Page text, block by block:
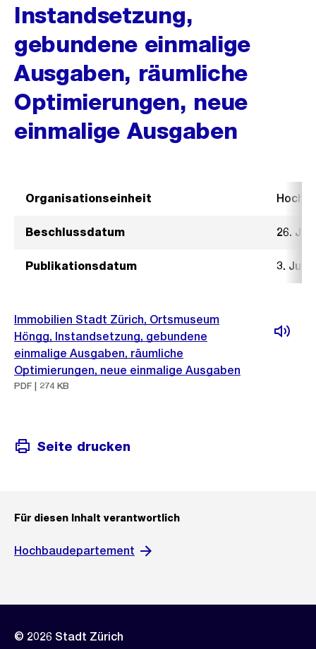
Instandsetzung,
gebundene einmalige
Ausgaben, räumliche
Optimierungen, neue
einmalige Ausgaben
Organisationseinheit
Beschlussdatum 26.
Publikationsdatum 3. Juli
Immobilien Stadt Zürich, Ortsmuseum
Höngg, Instandsetzung, gebundene
einmalige Ausgaben, räumliche
Optimierungen, neue einmalige Ausgaben
PDF | 274 KB
Seite drucken
Für diesen Inhalt verantwortlich
Hochbaudepartement
© 2026 Stadt Zürich